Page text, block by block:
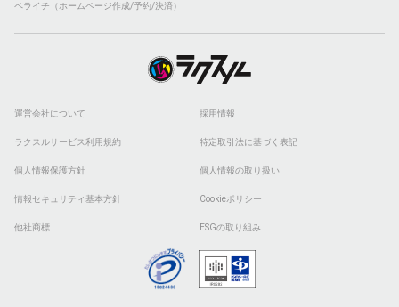
ペライチ（ホームページ作成/予約/決済）
運営会社について 採用情報
ラクスルサービス利用規約 特定取引法に基づく表記
個人情報保護方針 個人情報の取り扱い
情報セキュリティ基本方針 Cookieポリシー
他社商標 ESGの取り組み